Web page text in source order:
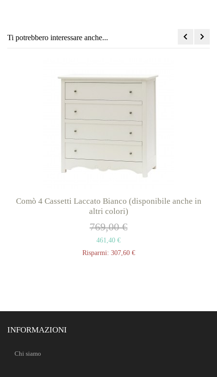
Ti potrebbero interessare anche...
Comò 4 Cassetti Laccato Bianco (disponibile anche in
altri colori)
769,00 €
461,40 €
Risparmi: 307,60 €
INFORMAZIONI
Chi siamo